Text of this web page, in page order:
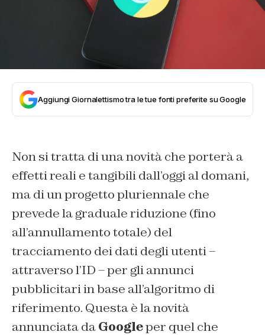
Aggiungi Giornalettismo tra le tue fonti preferite su Google
Non si tratta di una novità che porterà a
effetti reali e tangibili dall’oggi al domani,
ma di un progetto pluriennale che
prevede la graduale riduzione (fino
all’annullamento totale) del
tracciamento dei dati degli utenti –
attraverso l’ID – per gli annunci
pubblicitari in base all’algoritmo di
riferimento. Questa è la novità
annunciata daGoogleper quel che